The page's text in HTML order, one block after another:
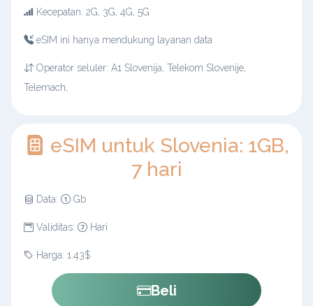
Kecepatan: 2G, 3G, 4G, 5G
eSIM ini hanya mendukung layanan data
Operator seluler: A1 Slovenija, Telekom Slovenije,
Telemach,
eSIM untuk Slovenia: 1GB,
7 hari
Data: Gb
Validitas: Hari
Harga: 1.43$
Beli